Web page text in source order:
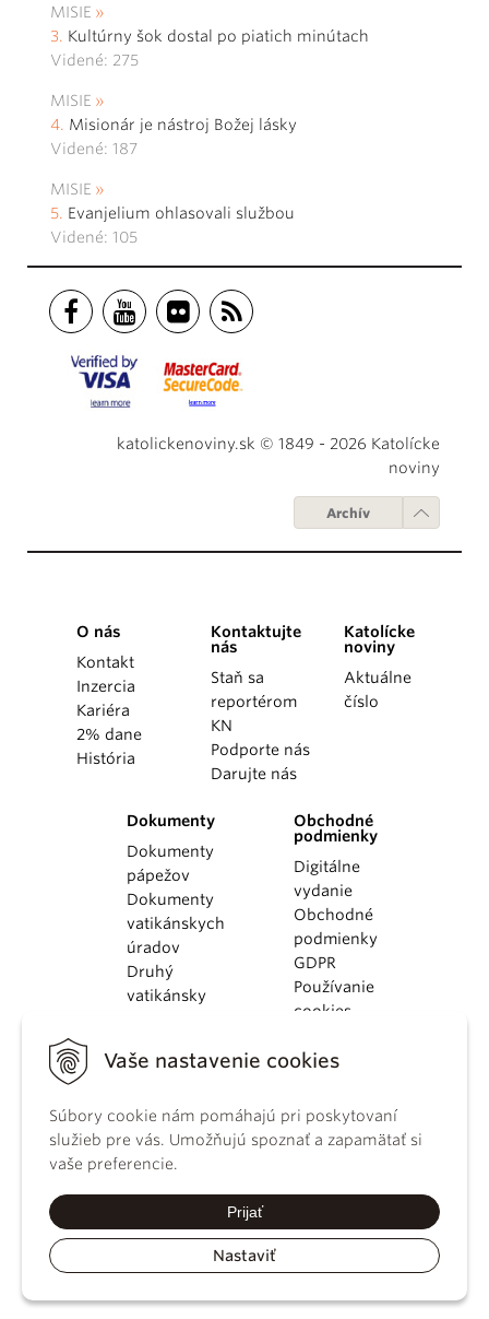
Vaše nastavenie cookies
Súbory cookie nám pomáhajú pri poskytovaní
služieb pre vás. Umožňujú spoznať a zapamätať si
vaše preferencie.
Prijať
Nastaviť
MISIE
Kultúrny šok dostal po piatich minútach
Videné: 275
MISIE
Misionár je nástroj Božej lásky
Videné: 187
MISIE
Evanjelium ohlasovali službou
Videné: 105
katolickenoviny.sk © 1849 - 2026 Katolícke
noviny
Archív
O nás
Kontakt
Inzercia
Kariéra
2% dane
História
Kontaktujte
nás
Staň sa
reportérom
KN
Podporte nás
Darujte nás
Katolícke
noviny
Aktuálne
číslo
Dokumenty
Dokumenty
pápežov
Dokumenty
vatikánskych
úradov
Druhý
vatikánsky
KBS
kánonického
práva
Katechizmus
Obchodné
podmienky
Digitálne
vydanie
Obchodné
podmienky
GDPR
Používanie
cookies